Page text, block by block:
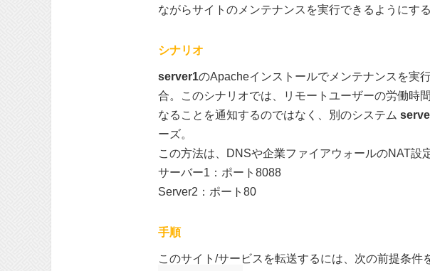
ながらサイトのメンテナンスを実行できるようにす
シナリオ
server1のApacheインストールでメンテナンスを実
合。このシナリオでは、リモートユーザーの労働時
なることを通知するのではなく、別のシステム
ーズ。
この方法は、DNSや企業ファイアウォールのNAT設
サーバー1：ポート8088
Server2：ポート80
手順
このサイト/サービスを転送するには、次の前提条件